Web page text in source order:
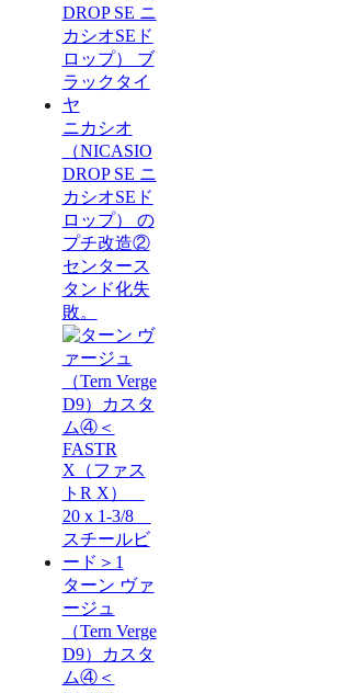
ニカシオ
（NICASIO
DROP SE ニ
カシオSEド
ロップ） の
プチ改造②
センタース
タンド化失
敗。
ターン ヴァ
ージュ
（Tern Verge
D9）カスタ
ム④＜